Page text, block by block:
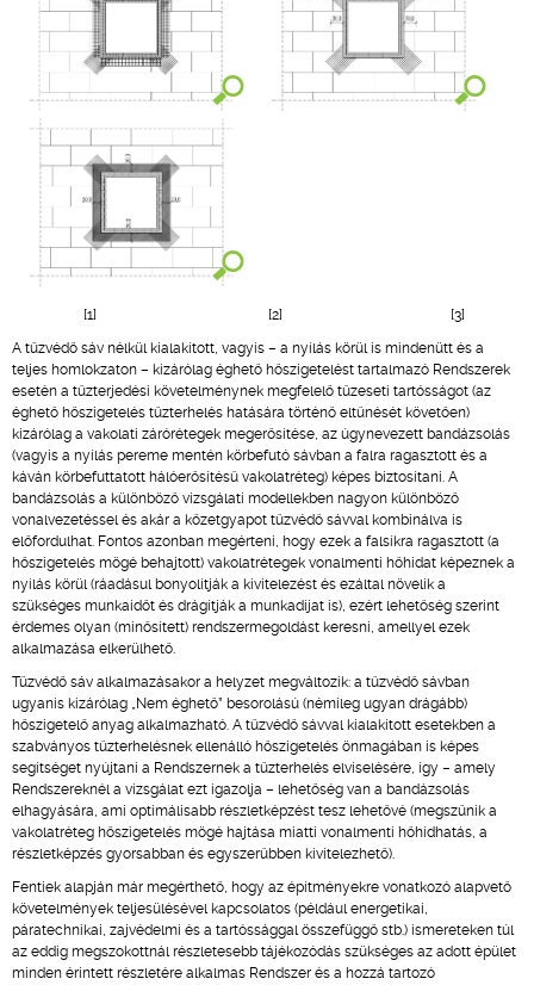
[1] [2] [3]
A tűzvédő sáv nélkül kialakított, vagyis – a nyílás körül is mindenütt és a
teljes homlokzaton – kizárólag éghető hőszigetelést tartalmazó Rendszerek
esetén a tűzterjedési követelménynek megfelelő tűzeseti tartósságot (az
éghető hőszigetelés tűzterhelés hatására történő eltűnését követően)
kizárólag a vakolati zárórétegek megerősítése, az úgynevezett bandázsolás
(vagyis a nyílás pereme mentén körbefutó sávban a falra ragasztott és a
káván körbefuttatott hálóerősítésű vakolatréteg) képes biztosítani. A
bandázsolás a különböző vizsgálati modellekben nagyon különböző
vonalvezetéssel és akár a kőzetgyapot tűzvédő sávval kombinálva is
előfordulhat. Fontos azonban megérteni, hogy ezek a falsíkra ragasztott (a
hőszigetelés mögé behajtott) vakolatrétegek vonalmenti hőhidat képeznek a
nyílás körül (ráadásul bonyolítják a kivitelezést és ezáltal növelik a
szükséges munkaidőt és drágítják a munkadíjat is), ezért lehetőség szerint
érdemes olyan (minősített) rendszermegoldást keresni, amellyel ezek
alkalmazása elkerülhető.
Tűzvédő sáv alkalmazásakor a helyzet megváltozik: a tűzvédő sávban
ugyanis kizárólag „Nem éghető” besorolású (némileg ugyan drágább)
hőszigetelő anyag alkalmazható. A tűzvédő sávval kialakított esetekben a
szabványos tűzterhelésnek ellenálló hőszigetelés önmagában is képes
segítséget nyújtani a Rendszernek a tűzterhelés elviselésére, így – amely
Rendszereknél a vizsgálat ezt igazolja – lehetőség van a bandázsolás
elhagyására, ami optimálisabb részletképzést tesz lehetővé (megszűnik a
vakolatréteg hőszigetelés mögé hajtása miatti vonalmenti hőhídhatás, a
részletképzés gyorsabban és egyszerűbben kivitelezhető).
Fentiek alapján már megérthető, hogy az építményekre vonatkozó alapvető
követelmények teljesülésével kapcsolatos (például energetikai,
páratechnikai, zajvédelmi és a tartóssággal összefüggő stb.) ismereteken túl
az eddig megszokottnál részletesebb tájékozódás szükséges az adott épület
minden érintett részletére alkalmas Rendszer és a hozzá tartozó